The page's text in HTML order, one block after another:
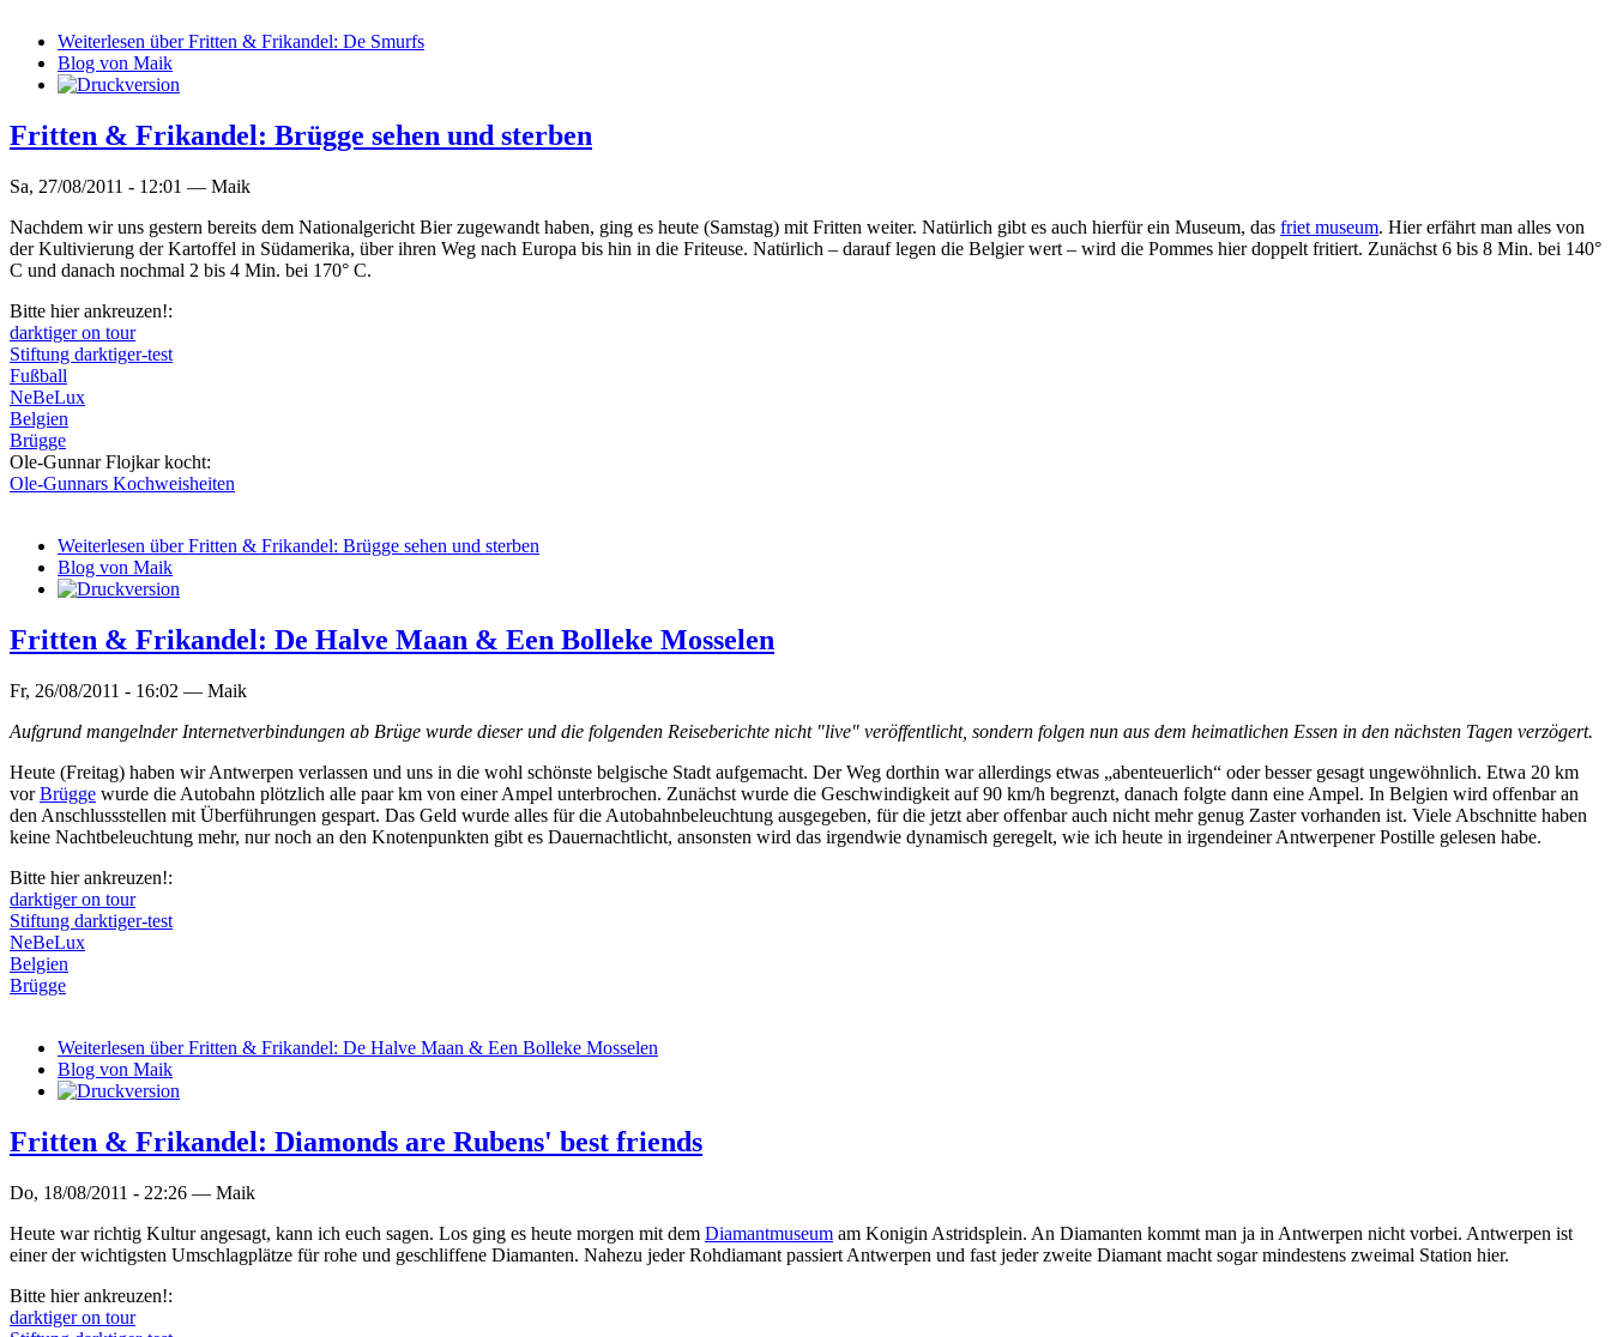
Weiterlesen über Fritten & Frikandel: De Smurfs
Blog von Maik
Fritten & Frikandel: Brügge sehen und sterben
Sa, 27/08/2011 - 12:01 — Maik
Nachdem wir uns gestern bereits dem Nationalgericht Bier zugewandt haben, ging es heute (Samstag) mit Fritten weiter. Natürlich gibt es auch hierfür ein Museum, das friet museum. Hier erfährt man alles von
der Kultivierung der Kartoffel in Südamerika, über ihren Weg nach Europa bis hin in die Friteuse. Natürlich – darauf legen die Belgier wert – wird die Pommes hier doppelt fritiert. Zunächst 6 bis 8 Min. bei 140°
C und danach nochmal 2 bis 4 Min. bei 170° C.
Bitte hier ankreuzen!:
darktiger on tour
Stiftung darktiger-test
Fußball
NeBeLux
Belgien
Brügge
Ole-Gunnar Flojkar kocht:
Ole-Gunnars Kochweisheiten
Weiterlesen über Fritten & Frikandel: Brügge sehen und sterben
Blog von Maik
Fritten & Frikandel: De Halve Maan & Een Bolleke Mosselen
Fr, 26/08/2011 - 16:02 — Maik
Aufgrund mangelnder Internetverbindungen ab Brüge wurde dieser und die folgenden Reiseberichte nicht "live" veröffentlicht, sondern folgen nun aus dem heimatlichen Essen in den nächsten Tagen verzögert.
Heute (Freitag) haben wir Antwerpen verlassen und uns in die wohl schönste belgische Stadt aufgemacht. Der Weg dorthin war allerdings etwas „abenteuerlich“ oder besser gesagt ungewöhnlich. Etwa 20 km
vorBrügge wurde die Autobahn plötzlich alle paar km von einer Ampel unterbrochen. Zunächst wurde die Geschwindigkeit auf 90 km/h begrenzt, danach folgte dann eine Ampel. In Belgien wird offenbar an
den Anschlussstellen mit Überführungen gespart. Das Geld wurde alles für die Autobahnbeleuchtung ausgegeben, für die jetzt aber offenbar auch nicht mehr genug Zaster vorhanden ist. Viele Abschnitte haben
keine Nachtbeleuchtung mehr, nur noch an den Knotenpunkten gibt es Dauernachtlicht, ansonsten wird das irgendwie dynamisch geregelt, wie ich heute in irgendeiner Antwerpener Postille gelesen habe.
Bitte hier ankreuzen!:
darktiger on tour
Stiftung darktiger-test
NeBeLux
Belgien
Brügge
Weiterlesen über Fritten & Frikandel: De Halve Maan & Een Bolleke Mosselen
Blog von Maik
Fritten & Frikandel: Diamonds are Rubens' best friends
Do, 18/08/2011 - 22:26 — Maik
Heute war richtig Kultur angesagt, kann ich euch sagen. Los ging es heute morgen mit dem Diamantmuseum am Konigin Astridsplein. An Diamanten kommt man ja in Antwerpen nicht vorbei. Antwerpen ist
einer der wichtigsten Umschlagplätze für rohe und geschliffene Diamanten. Nahezu jeder Rohdiamant passiert Antwerpen und fast jeder zweite Diamant macht sogar mindestens zweimal Station hier.
Bitte hier ankreuzen!:
darktiger on tour